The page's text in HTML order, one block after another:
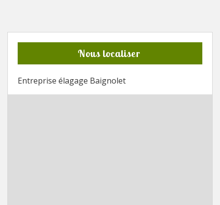
Nous localiser
Entreprise élagage Baignolet